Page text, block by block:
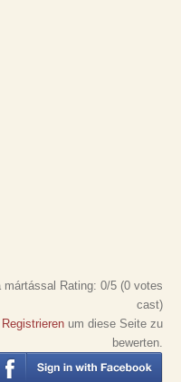
mártással Rating: 0/5 (0 votes
cast)
Registrieren um diese Seite zu
bewerten.